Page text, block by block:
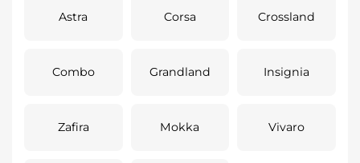
Astra Corsa Crossland
Combo Grandland Insignia
Zafira Mokka Vivaro